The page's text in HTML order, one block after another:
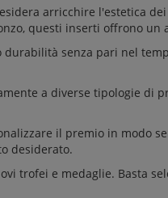
arricchire l'estetica
questi inserti offrono un
senza pari nel
a diverse tipologie di
il premio in modo
desiderato.
trofei e medaglie. Basta